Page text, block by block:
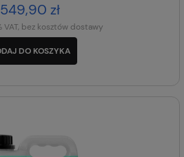
549,90 zł
VAT, bez kosztów dostawy
DO KOSZYKA